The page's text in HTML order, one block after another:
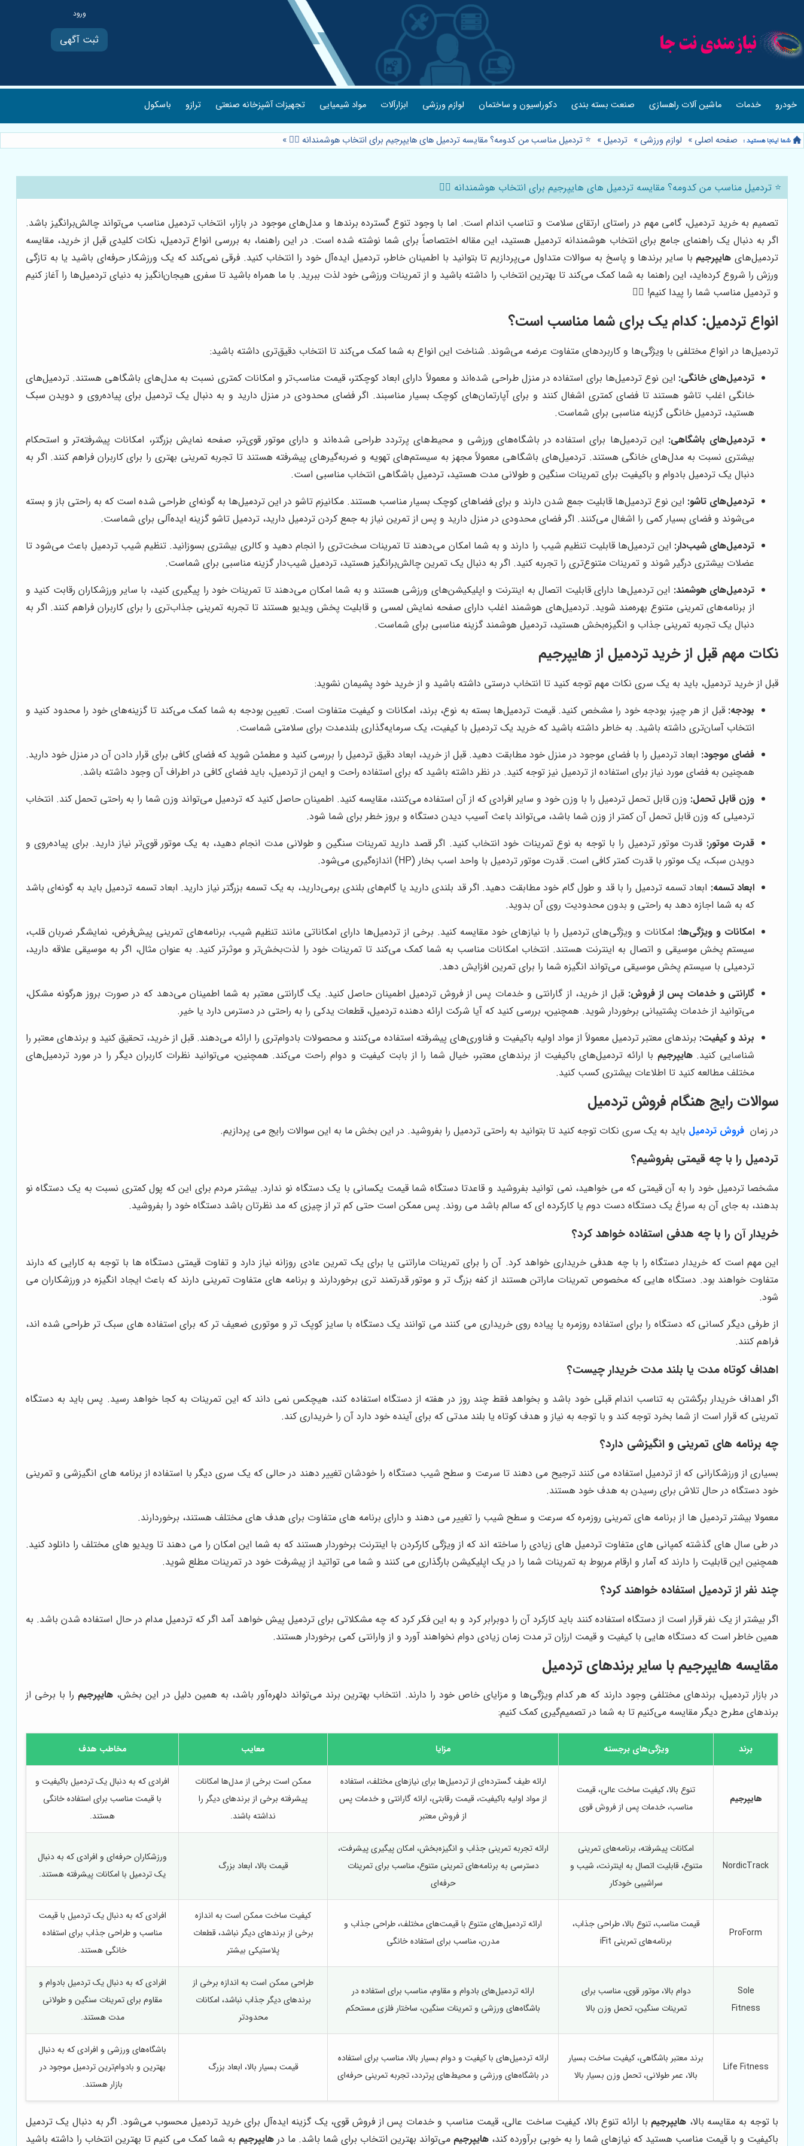
ثبت آگهی
خودرو خدمات ماشین آلات راهسازی صنعت بسته بندی دکوراسیون و ساختمان لوازم ورزشی ابزارآلات مواد شیمیایی تجهیزات آشپزخانه صنعتی ترازو باسکول
صفحه اصلی » لوازم ورزشی » تردمیل» ⭐️ تردمیل مناسب من کدومه؟ مقایسه تردمیل های هایپرجیم برای انتخاب هوشمندانه 🏃‍♀️ »
⭐️ تردمیل مناسب من کدومه؟ مقایسه تردمیل های هایپرجیم برای انتخاب هوشمندانه 🏃‍♀️
تصمیم به خرید تردمیل، گامی مهم در راستای ارتقای سلامت و تناسب اندام است. اما با وجود تنوع گسترده برندها و مدل‌های موجود در بازار، انتخاب تردمیل مناسب می‌تواند چالش‌برانگیز باشد.
اگر به دنبال یک راهنمای جامع برای انتخاب هوشمندانه تردمیل هستید، این مقاله اختصاصاً برای شما نوشته شده است. در این راهنما، به بررسی انواع تردمیل، نکات کلیدی قبل از خرید، مقایسه
تردمیل‌های هایپرجیم با سایر برندها و پاسخ به سوالات متداول می‌پردازیم تا بتوانید با اطمینان خاطر، تردمیل ایده‌آل خود را انتخاب کنید. فرقی نمی‌کند که یک ورزشکار حرفه‌ای باشید یا به تازگی
ورزش را شروع کرده‌اید، این راهنما به شما کمک می‌کند تا بهترین انتخاب را داشته باشید و از تمرینات ورزشی خود لذت ببرید. با ما همراه باشید تا سفری هیجان‌انگیز به دنیای تردمیل‌ها را آغاز کنیم
و تردمیل مناسب شما را پیدا کنیم! 🏃‍♀️
انواع تردمیل: کدام یک برای شما مناسب است؟
تردمیل‌ها در انواع مختلفی با ویژگی‌ها و کاربردهای متفاوت عرضه می‌شوند. شناخت این انواع به شما کمک می‌کند تا انتخاب دقیق‌تری داشته باشید:
تردمیل‌های خانگی: این نوع تردمیل‌ها برای استفاده در منزل طراحی شده‌اند و معمولاً دارای ابعاد کوچکتر، قیمت مناسب‌تر و امکانات کمتری نسبت به مدل‌های باشگاهی هستند. تردمیل‌های
خانگی اغلب تاشو هستند تا فضای کمتری اشغال کنند و برای آپارتمان‌های کوچک بسیار مناسبند. اگر فضای محدودی در منزل دارید و به دنبال یک تردمیل برای پیاده‌روی و دویدن سبک
هستید، تردمیل خانگی گزینه مناسبی برای شماست.
تردمیل‌های باشگاهی: این تردمیل‌ها برای استفاده در باشگاه‌های ورزشی و محیط‌های پرتردد طراحی شده‌اند و دارای موتور قوی‌تر، صفحه نمایش بزرگتر، امکانات پیشرفته‌تر و استحکام
بیشتری نسبت به مدل‌های خانگی هستند. تردمیل‌های باشگاهی معمولاً مجهز به سیستم‌های تهویه و ضربه‌گیرهای پیشرفته هستند تا تجربه تمرینی بهتری را برای کاربران فراهم کنند. اگر به
دنبال یک تردمیل بادوام و باکیفیت برای تمرینات سنگین و طولانی مدت هستید، تردمیل باشگاهی انتخاب مناسبی است.
تردمیل‌های تاشو: این نوع تردمیل‌ها قابلیت جمع شدن دارند و برای فضاهای کوچک بسیار مناسب هستند. مکانیزم تاشو در این تردمیل‌ها به گونه‌ای طراحی شده است که به راحتی باز و بسته
می‌شوند و فضای بسیار کمی را اشغال می‌کنند. اگر فضای محدودی در منزل دارید و پس از تمرین نیاز به جمع کردن تردمیل دارید، تردمیل تاشو گزینه ایده‌آلی برای شماست.
تردمیل‌های شیب‌دار: این تردمیل‌ها قابلیت تنظیم شیب را دارند و به شما امکان می‌دهند تا تمرینات سخت‌تری را انجام دهید و کالری بیشتری بسوزانید. تنظیم شیب تردمیل باعث می‌شود تا
عضلات بیشتری درگیر شوند و تمرینات متنوع‌تری را تجربه کنید. اگر به دنبال یک تمرین چالش‌برانگیز هستید، تردمیل شیب‌دار گزینه مناسبی برای شماست.
تردمیل‌های هوشمند: این تردمیل‌ها دارای قابلیت اتصال به اینترنت و اپلیکیشن‌های ورزشی هستند و به شما امکان می‌دهند تا تمرینات خود را پیگیری کنید، با سایر ورزشکاران رقابت کنید و
از برنامه‌های تمرینی متنوع بهره‌مند شوید. تردمیل‌های هوشمند اغلب دارای صفحه نمایش لمسی و قابلیت پخش ویدیو هستند تا تجربه تمرینی جذاب‌تری را برای کاربران فراهم کنند. اگر به
دنبال یک تجربه تمرینی جذاب و انگیزه‌بخش هستید، تردمیل هوشمند گزینه مناسبی برای شماست.
نکات مهم قبل از خرید تردمیل ازهایپرجیم
قبل از خرید تردمیل، باید به یک سری نکات مهم توجه کنید تا انتخاب درستی داشته باشید و از خرید خود پشیمان نشوید:
بودجه: قبل از هر چیز، بودجه خود را مشخص کنید. قیمت تردمیل‌ها بسته به نوع، برند، امکانات و کیفیت متفاوت است. تعیین بودجه به شما کمک می‌کند تا گزینه‌های خود را محدود کنید و
انتخاب آسان‌تری داشته باشید. به خاطر داشته باشید که خرید یک تردمیل با کیفیت، یک سرمایه‌گذاری بلندمدت برای سلامتی شماست.
فضای موجود: ابعاد تردمیل را با فضای موجود در منزل خود مطابقت دهید. قبل از خرید، ابعاد دقیق تردمیل را بررسی کنید و مطمئن شوید که فضای کافی برای قرار دادن آن در منزل خود دارید.
همچنین به فضای مورد نیاز برای استفاده از تردمیل نیز توجه کنید. در نظر داشته باشید که برای استفاده راحت و ایمن از تردمیل، باید فضای کافی در اطراف آن وجود داشته باشد.
وزن قابل تحمل: وزن قابل تحمل تردمیل را با وزن خود و سایر افرادی که از آن استفاده می‌کنند، مقایسه کنید. اطمینان حاصل کنید که تردمیل می‌تواند وزن شما را به راحتی تحمل کند. انتخاب
تردمیلی که وزن قابل تحمل آن کمتر از وزن شما باشد، می‌تواند باعث آسیب دیدن دستگاه و بروز خطر برای شما شود.
قدرت موتور: قدرت موتور تردمیل را با توجه به نوع تمرینات خود انتخاب کنید. اگر قصد دارید تمرینات سنگین و طولانی مدت انجام دهید، به یک موتور قوی‌تر نیاز دارید. برای پیاده‌روی و
دویدن سبک، یک موتور با قدرت کمتر کافی است. قدرت موتور تردمیل با واحد اسب بخار (HP) اندازه‌گیری می‌شود.
ابعاد تسمه: ابعاد تسمه تردمیل را با قد و طول گام خود مطابقت دهید. اگر قد بلندی دارید یا گام‌های بلندی برمی‌دارید، به یک تسمه بزرگتر نیاز دارید. ابعاد تسمه تردمیل باید به گونه‌ای باشد
که به شما اجازه دهد به راحتی و بدون محدودیت روی آن بدوید.
امکانات و ویژگی‌ها: امکانات و ویژگی‌های تردمیل را با نیازهای خود مقایسه کنید. برخی از تردمیل‌ها دارای امکاناتی مانند تنظیم شیب، برنامه‌های تمرینی پیش‌فرض، نمایشگر ضربان قلب،
سیستم پخش موسیقی و اتصال به اینترنت هستند. انتخاب امکانات مناسب به شما کمک می‌کند تا تمرینات خود را لذت‌بخش‌تر و موثرتر کنید. به عنوان مثال، اگر به موسیقی علاقه دارید،
تردمیلی با سیستم پخش موسیقی می‌تواند انگیزه شما را برای تمرین افزایش دهد.
گارانتی و خدمات پس از فروش: قبل از خرید، از گارانتی و خدمات پس از فروش تردمیل اطمینان حاصل کنید. یک گارانتی معتبر به شما اطمینان می‌دهد که در صورت بروز هرگونه مشکل،
می‌توانید از خدمات پشتیبانی برخوردار شوید. همچنین، بررسی کنید که آیا شرکت ارائه دهنده تردمیل، قطعات یدکی را به راحتی در دسترس دارد یا خیر.
برند و کیفیت: برندهای معتبر تردمیل معمولاً از مواد اولیه باکیفیت و فناوری‌های پیشرفته استفاده می‌کنند و محصولات بادوام‌تری را ارائه می‌دهند. قبل از خرید، تحقیق کنید و برندهای معتبر را
شناسایی کنید.هایپرجیم با ارائه تردمیل‌های باکیفیت از برندهای معتبر، خیال شما را از بابت کیفیت و دوام راحت می‌کند. همچنین، می‌توانید نظرات کاربران دیگر را در مورد تردمیل‌های
مختلف مطالعه کنید تا اطلاعات بیشتری کسب کنید.
سوالات رایج هنگام فروش تردمیل
در زمان فروش تردمیل باید به یک سری نکات توجه کنید تا بتوانید به راحتی تردمیل را بفروشید. در این بخش ما به این سوالات رایج می پردازیم.
تردمیل را با چه قیمتی بفروشیم؟
مشخصا تردمیل خود را به آن قیمتی که می خواهید، نمی توانید بفروشید و قاعدتا دستگاه شما قیمت یکسانی با یک دستگاه نو ندارد. بیشتر مردم برای این که پول کمتری نسبت به یک دستگاه نو
بدهند، به جای آن به سراغ یک دستگاه دست دوم یا کارکرده ای که سالم باشد می روند. پس ممکن است حتی کم تر از چیزی که مد نظرتان باشد دستگاه خود را بفروشید.
خریدار آن را با چه هدفی استفاده خواهد کرد؟
این مهم است که خریدار دستگاه را با چه هدفی خریداری خواهد کرد. آن را برای تمرینات ماراتنی یا برای یک تمرین عادی روزانه نیاز دارد و تفاوت قیمتی دستگاه ها با توجه به کارایی که دارند
متفاوت خواهند بود. دستگاه هایی که مخصوص تمرینات ماراتن هستند از کفه بزرگ تر و موتور قدرتمند تری برخوردارند و برنامه های متفاوت تمرینی دارند که باعث ایجاد انگیزه در ورزشکاران می
شود.
از طرفی دیگر کسانی که دستگاه را برای استفاده روزمره یا پیاده روی خریداری می کنند می توانند یک دستگاه با سایز کوپک تر و موتوری ضعیف تر که برای استفاده های سبک تر طراحی شده اند،
فراهم کنند.
اهداف کوتاه مدت یا بلند مدت خریدار چیست؟
اگر اهداف خریدار برگشتن به تناسب اندام قبلی خود باشد و بخواهد فقط چند روز در هفته از دستگاه استفاده کند، هیچکس نمی داند که این تمرینات به کجا خواهد رسید. پس باید به دستگاه
تمرینی که قرار است از شما بخرد توجه کند و با توجه به نیاز و هدف کوتاه یا بلند مدتی که برای آینده خود دارد آن را خریداری کند.
چه برنامه های تمرینی و انگیزشی دارد؟
بسیاری از ورزشکارانی که از تردمیل استفاده می کنند ترجیح می دهند تا سرعت و سطح شیب دستگاه را خودشان تغییر دهند در حالی که یک سری دیگر با استفاده از برنامه های انگیزشی و تمرینی
خود دستگاه در حال تلاش برای رسیدن به هدف خود هستند.
معمولا بیشتر تردمیل ها از برنامه های تمرینی روزمره که سرعت و سطح شیب را تغییر می دهند و دارای برنامه های متفاوت برای هدف های مختلف هستند، برخوردارند.
در طی سال های گذشته کمپانی های متفاوت تردمیل های زیادی را ساخته اند که از ویژگی کارکردن با اینترنت برخوردار هستند که به شما این امکان را می دهند تا ویدیو های مختلف را دانلود کنید.
همچنین این قابلیت را دارند که آمار و ارقام مربوط به تمرینات شما را در یک اپلیکیشن بارگذاری می کنند و شما می تواتید از پیشرفت خود در تمرینات مطلع شوید.
چند نفر از تردمیل استفاده خواهند کرد؟
اگر بیشتر از یک نفر قرار است از دستگاه استفاده کنند باید کارکرد آن را دوبرابر کرد و به این فکر کرد که چه مشکلاتی برای تردمیل پیش خواهد آمد اگر که تردمیل مدام در حال استفاده شدن باشد. به
همین خاطر است که دستگاه هایی با کیفیت و قیمت ارزان تر مدت زمان زیادی دوام نخواهند آورد و از وارانتی کمی برخوردار هستند.
مقایسه هایپرجیم با سایر برندهای تردمیل
در بازار تردمیل، برندهای مختلفی وجود دارند که هر کدام ویژگی‌ها و مزایای خاص خود را دارند. انتخاب بهترین برند می‌تواند دلهره‌آور باشد، به همین دلیل در این بخش، هایپرجیم را با برخی از
برندهای مطرح دیگر مقایسه می‌کنیم تا به شما در تصمیم‌گیری کمک کنیم:
برند ویژگی‌های برجسته مزایا معایب مخاطب هدف
هایپرجیم
تنوع بالا، کیفیت ساخت عالی، قیمت
مناسب، خدمات پس از فروش قوی
ارائه طیف گسترده‌ای از تردمیل‌ها برای نیازهای مختلف، استفاده
از مواد اولیه باکیفیت، قیمت رقابتی، ارائه گارانتی و خدمات پس
از فروش معتبر
ممکن است برخی از مدل‌ها امکانات
پیشرفته برخی از برندهای دیگر را
نداشته باشند.
افرادی که به دنبال یک تردمیل باکیفیت و
با قیمت مناسب برای استفاده خانگی
هستند.
NordicTrack
امکانات پیشرفته، برنامه‌های تمرینی
متنوع، قابلیت اتصال به اینترنت، شیب و
سراشیبی خودکار
ارائه تجربه تمرینی جذاب و انگیزه‌بخش، امکان پیگیری پیشرفت،
دسترسی به برنامه‌های تمرینی متنوع، مناسب برای تمرینات
حرفه‌ای
قیمت بالا، ابعاد بزرگ
ورزشکاران حرفه‌ای و افرادی که به دنبال
یک تردمیل با امکانات پیشرفته هستند.
ProForm
قیمت مناسب، تنوع بالا، طراحی جذاب،
برنامه‌های تمرینی iFit
ارائه تردمیل‌های متنوع با قیمت‌های مختلف، طراحی جذاب و
مدرن، مناسب برای استفاده خانگی
کیفیت ساخت ممکن است به اندازه
برخی از برندهای دیگر نباشد، قطعات
پلاستیکی بیشتر
افرادی که به دنبال یک تردمیل با قیمت
مناسب و طراحی جذاب برای استفاده
خانگی هستند.
Sole
Fitness
دوام بالا، موتور قوی، مناسب برای
تمرینات سنگین، تحمل وزن بالا
ارائه تردمیل‌های بادوام و مقاوم، مناسب برای استفاده در
باشگاه‌های ورزشی و تمرینات سنگین، ساختار فلزی مستحکم
طراحی ممکن است به اندازه برخی از
برندهای دیگر جذاب نباشد، امکانات
محدودتر
افرادی که به دنبال یک تردمیل بادوام و
مقاوم برای تمرینات سنگین و طولانی
مدت هستند.
Life Fitness
برند معتبر باشگاهی، کیفیت ساخت بسیار
بالا، عمر طولانی، تحمل وزن بسیار بالا
ارائه تردمیل‌های با کیفیت و دوام بسیار بالا، مناسب برای استفاده
در باشگاه‌های ورزشی و محیط‌های پرتردد، تجربه تمرینی حرفه‌ای
قیمت بسیار بالا، ابعاد بزرگ
باشگاه‌های ورزشی و افرادی که به دنبال
بهترین و بادوام‌ترین تردمیل موجود در
بازار هستند.
با توجه به مقایسه بالا، هایپرجیم با ارائه تنوع بالا، کیفیت ساخت عالی، قیمت مناسب و خدمات پس از فروش قوی، یک گزینه ایده‌آل برای خرید تردمیل محسوب می‌شود. اگر به دنبال یک تردمیل
باکیفیت و با قیمت مناسب هستید که نیازهای شما را به خوبی برآورده کند، هایپرجیم می‌تواند بهترین انتخاب برای شما باشد. ما درهایپرجیم به شما کمک می کنیم تا بهترین انتخاب را داشته باشید